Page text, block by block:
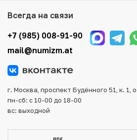
того, возможен самовывоз товара
Для вашего удобства
оплаты и доставки заказа. Все
тщательно упаковываются, что
Всегда на связи
+7 (985) 008-91-90
mail@numizm.at
г. Москва, проспект Будённого 51, к. 1,
пн-сб: с 10-00 до 18-00
вс: выходной